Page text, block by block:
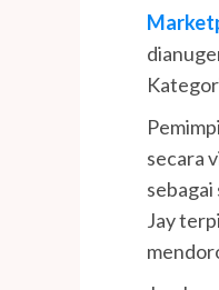
secara
Jay